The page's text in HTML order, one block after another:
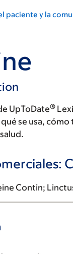
paciente y la
UpToDate®
se usa,
Contin;